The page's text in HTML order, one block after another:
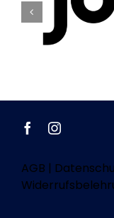
AGB |